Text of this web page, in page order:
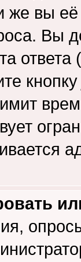
же вы её
Вы
ответа